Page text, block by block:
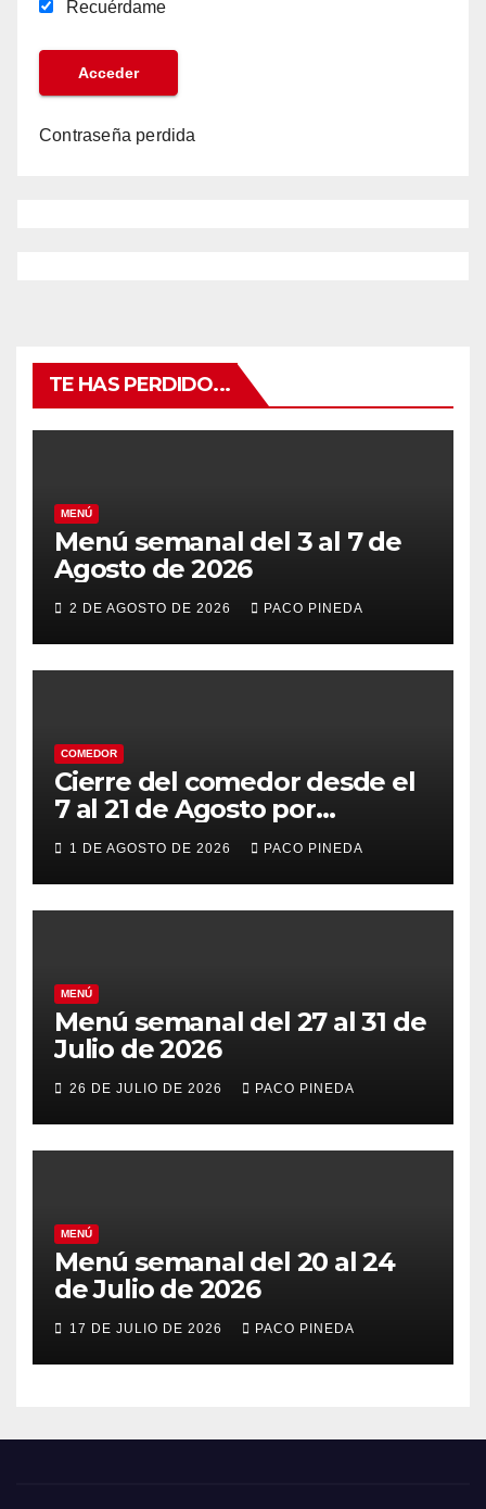
Recuérdame
Contraseña perdida
TE HAS PERDIDO...
MENÚ
Menú semanal del 3 al 7 de
Agosto de 2026
2 DE AGOSTO DE 2026 PACO PINEDA
COMEDOR
Cierre del comedor desde el
7 al 21 de Agosto por
vacaciones
1 DE AGOSTO DE 2026 PACO PINEDA
MENÚ
Menú semanal del 27 al 31 de
Julio de 2026
26 DE JULIO DE 2026 PACO PINEDA
MENÚ
Menú semanal del 20 al 24
de Julio de 2026
17 DE JULIO DE 2026 PACO PINEDA